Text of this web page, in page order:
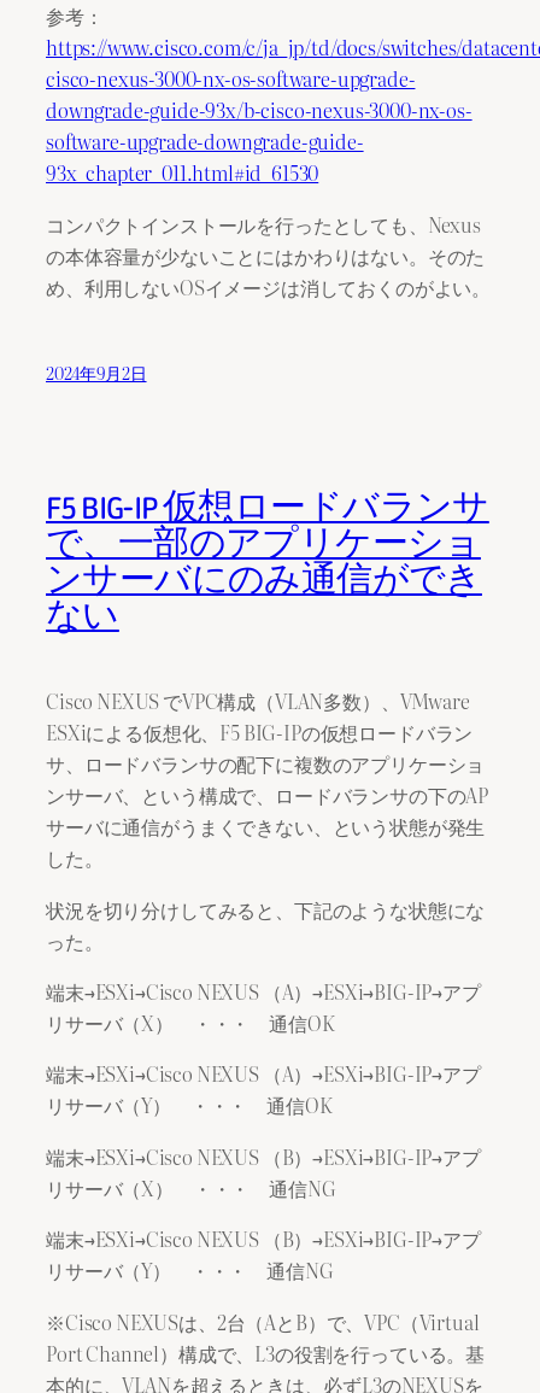
参考：
https://www.cisco.com/c/ja_jp/td/docs/switches/
cisco-nexus-3000-nx-os-software-upgrade-
downgrade-guide-93x/b-cisco-nexus-3000-nx-os-
software-upgrade-downgrade-guide-
93x_chapter_011.html#id_61530
コンパクトインストールを行ったとしても、Nexus
の本体容量が少ないことにはかわりはない。そのた
め、利用しないOSイメージは消しておくのがよい。
2024年9月2日
F5 BIG-IP 仮想ロードバランサ
で、一部のアプリケーショ
ンサーバにのみ通信ができ
ない
Cisco NEXUS でVPC構成（VLAN多数）、VMware
ESXiによる仮想化、F5 BIG-IPの仮想ロードバラン
サ、ロードバランサの配下に複数のアプリケーショ
ンサーバ、という構成で、ロードバランサの下のAP
サーバに通信がうまくできない、という状態が発生
した。
状況を切り分けしてみると、下記のような状態にな
った。
端末→ESXi→Cisco NEXUS （A）→ESXi→BIG-IP→アプ
リサーバ（X） ・・・ 通信OK
端末→ESXi→Cisco NEXUS （A）→ESXi→BIG-IP→アプ
リサーバ（Y） ・・・ 通信OK
端末→ESXi→Cisco NEXUS （B）→ESXi→BIG-IP→アプ
リサーバ（X） ・・・ 通信NG
端末→ESXi→Cisco NEXUS （B）→ESXi→BIG-IP→アプ
リサーバ（Y） ・・・ 通信NG
※Cisco NEXUSは、2台（AとB）で、VPC（Virtual
Port Channel）構成で、L3の役割を行っている。基
本的に、VLANを超えるときは、必ずL3のNEXUSを